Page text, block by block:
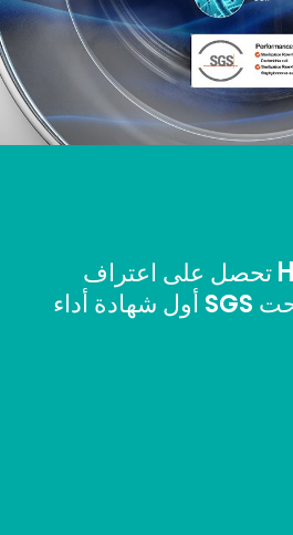
غسالات Hisense تحصل على اعتراف
عالمي بعد أن منحت SGS أول شهادة أداء